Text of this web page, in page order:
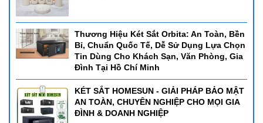
Thương Hiệu Két Sắt Orbita: An Toàn, Bền
Bỉ, Chuẩn Quốc Tế, Dễ Sử Dụng Lựa Chọn
Tin Dùng Cho Khách Sạn, Văn Phòng, Gia
Đình Tại Hồ Chí Minh
KÉT SẮT HOMESUN - GIẢI PHÁP BẢO MẬT
AN TOÀN, CHUYÊN NGHIỆP CHO MỌI GIA
ĐÌNH & DOANH NGHIỆP